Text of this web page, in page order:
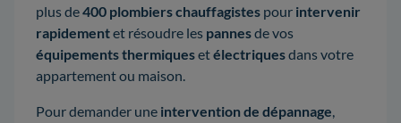
plus de400 plombiers chauffagistes pour intervenir
rapidementet résoudre les pannesde vos
équipements thermiquesetélectriquesdans votre
appartement ou maison.
Pour demander une intervention de dépannage,